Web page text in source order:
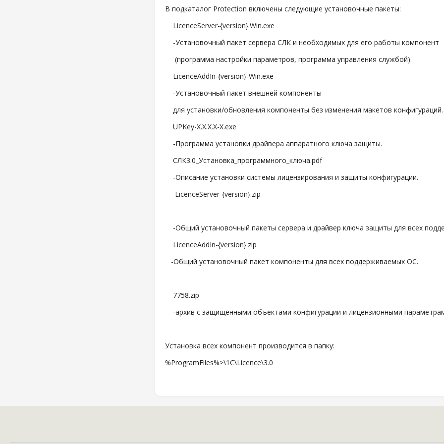
В подкаталог Protection включены следующие установочные пакеты:
LicenceServer-{version}.Win.exe
-Установочный пакет сервера СЛК и необходимых для его работы компонент
(программа настройки параметров, программа управления службой).
LicenceAddIn-{version}-Win.exe
-Установочный пакет внешней компоненты
для установки/обновления компоненты без изменения макетов
UPKey-X.X.X.X-X.exe
-Программа установки драйвера аппаратного ключа защиты.
СЛК3.0_Установка_программного_ключа.pdf
-Описание установки системы лицензирования и защиты конфигурации.
LicenceServer-{version}.zip
-Общий установочный пакеты сервера и драйвер ключа защиты для всех
LicenceAddIn-{version}.zip
-Общий установочный пакет компоненты для всех поддерживаемых ОС.
7758.zip
-архив с защищенными объектами конфигурации и лицензионными
Установка всех компонент производится в папку:
%ProgramFiles%>\1C\Licence\3.0